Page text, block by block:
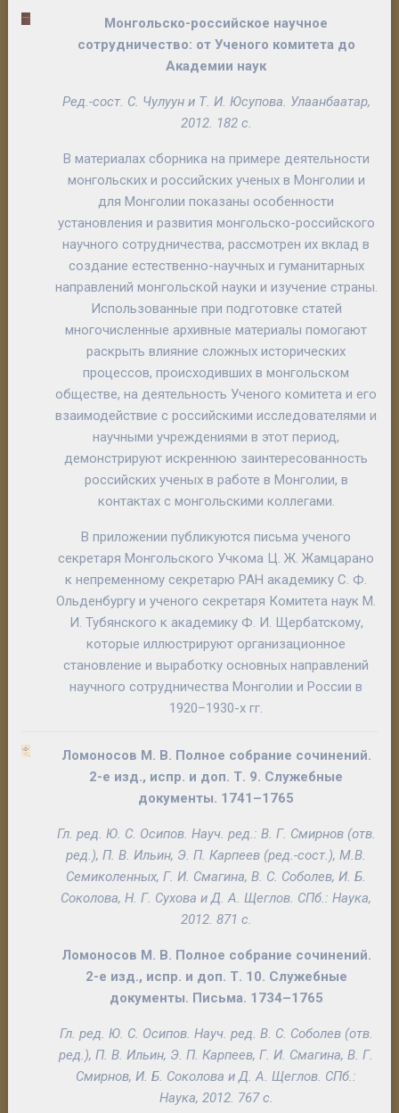
Монгольско-российское научное
сотрудничество: от Ученого комитета до
Академии наук
Ред.-сост. С. Чулуун иТ. И. Юсупова. Улаанбаатар,
2012. 182 с.
В материалах сборника на примере деятельности
монгольских и российских ученых в Монголии и
для Монголии показаны особенности
установления и развития монгольско-российского
научного сотрудничества, рассмотрен их вклад в
создание естественно-научных и гуманитарных
направлений монгольской науки и изучение страны.
Использованные при подготовке статей
многочисленные архивные материалы помогают
раскрыть влияние сложных исторических
процессов, происходивших в монгольском
обществе, на деятельность Ученого комитета и его
взаимодействие с российскими исследователями и
научными учреждениями в этот период,
демонстрируют искреннюю заинтересованность
российских ученых в работе в Монголии, в
контактах с монгольскими коллегами.
В приложении публикуются письма ученого
секретаря Монгольского Учкома Ц. Ж. Жамцарано
к непременному секретарю РАН академику С. Ф.
Ольденбургу и ученого секретаря Комитета наук М.
И. Тубянского к академику Ф. И. Щербатскому,
которые иллюстрируют организационное
становление и выработку основных направлений
научного сотрудничества Монголии и России в
1920–1930-х гг.
Ломоносов М. В. Полное собрание сочинений.
2-е изд., испр. и доп. Т. 9. Служебные
документы. 1741–1765
Гл. ред. Ю. С. Осипов. Науч. ред.: В. Г. Смирнов(отв.
ред.),П. В. Ильин, Э. П. Карпеев (ред.-сост.),М.В.
Семиколенных,Г. И. Смагина,В. С. Соболев,И. Б.
Соколова,Н. Г. Сухова иД. А. Щеглов. СПб.: Наука,
2012. 871 с.
Ломоносов М. В. Полное собрание сочинений.
2-е изд., испр. и доп. Т. 10. Служебные
документы. Письма. 1734–1765
Гл. ред. Ю. С. Осипов. Науч. ред. В. С. Соболев(отв.
ред.),П. В. Ильин, Э. П. Карпеев,Г. И. Смагина,В. Г.
Смирнов,И. Б. Соколова иД. А. Щеглов. СПб.:
Наука, 2012. 767 с.